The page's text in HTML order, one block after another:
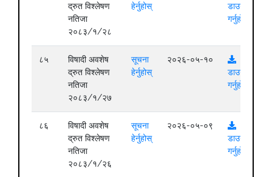
द्रुत विश्लेषण
नतिजा
२०८३/१/२८
हेर्नुहोस्
डाउनलोड
गर्नुहोस्
८५
विषादी अवशेष
द्रुत विश्लेषण
नतिजा
२०८३/१/२७
सूचना
हेर्नुहोस्
२०२६-०५-१०
डाउनलोड
गर्नुहोस्
८६
विषादी अवशेष
द्रुत विश्लेषण
नतिजा
२०८३/१/२६
सूचना
हेर्नुहोस्
२०२६-०५-०९
डाउनलोड
गर्नुहोस्